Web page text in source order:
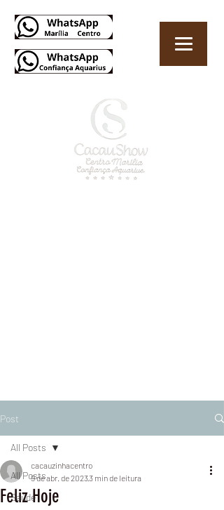
Post
All Posts
Saúde
All Posts
Feliz Hoje
cacauzinhacentro
9 de abr. de 20233 min de leitura